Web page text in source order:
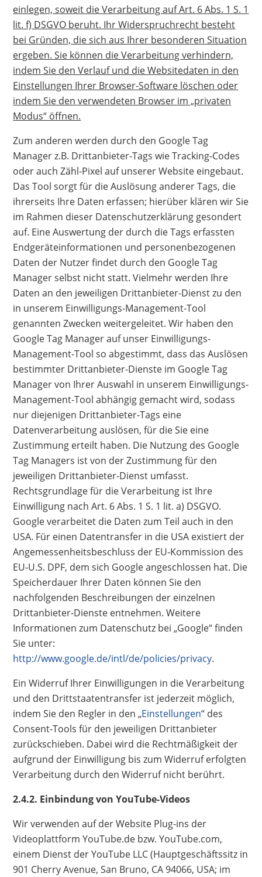
einlegen, soweit die Verarbeitung auf Art. 6 Abs. 1 S. 1
lit. f) DSGVO beruht. Ihr Widerspruchrecht besteht
bei Gründen, die sich aus Ihrer besonderen Situation
ergeben. Sie können die Verarbeitung verhindern,
indem Sie den Verlauf und die Websitedaten in den
Einstellungen Ihrer Browser-Software löschen oder
indem Sie den verwendeten Browser im „privaten
Modus“ öffnen.
Zum anderen werden durch den Google Tag
Manager z.B. Drittanbieter-Tags wie Tracking-Codes
oder auch Zähl-Pixel auf unserer Website eingebaut.
Das Tool sorgt für die Auslösung anderer Tags, die
ihrerseits Ihre Daten erfassen; hierüber klären wir Sie
im Rahmen dieser Datenschutzerklärung gesondert
auf. Eine Auswertung der durch die Tags erfassten
Endgeräteinformationen und personenbezogenen
Daten der Nutzer findet durch den Google Tag
Manager selbst nicht statt. Vielmehr werden Ihre
Daten an den jeweiligen Drittanbieter-Dienst zu den
in unserem Einwilligungs-Management-Tool
genannten Zwecken weitergeleitet. Wir haben den
Google Tag Manager auf unser Einwilligungs-
Management-Tool so abgestimmt, dass das Auslösen
bestimmter Drittanbieter-Dienste im Google Tag
Manager von Ihrer Auswahl in unserem Einwilligungs-
Management-Tool abhängig gemacht wird, sodass
nur diejenigen Drittanbieter-Tags eine
Datenverarbeitung auslösen, für die Sie eine
Zustimmung erteilt haben. Die Nutzung des Google
Tag Managers ist von der Zustimmung für den
jeweiligen Drittanbieter-Dienst umfasst.
Rechtsgrundlage für die Verarbeitung ist Ihre
Einwilligung nach Art. 6 Abs. 1 S. 1 lit. a) DSGVO.
Google verarbeitet die Daten zum Teil auch in den
USA. Für einen Datentransfer in die USA existiert der
Angemessenheitsbeschluss der EU-Kommission des
EU-U.S. DPF, dem sich Google angeschlossen hat. Die
Speicherdauer Ihrer Daten können Sie den
nachfolgenden Beschreibungen der einzelnen
Drittanbieter-Dienste entnehmen. Weitere
Informationen zum Datenschutz bei „Google“ finden
Sie unter:
http://www.google.de/intl/de/policies/privacy.
Ein Widerruf Ihrer Einwilligungen in die Verarbeitung
und den Drittstaatentransfer ist jederzeit möglich,
indem Sie den Regler in den „Einstellungen“ des
Consent-Tools für den jeweiligen Drittanbieter
zurückschieben. Dabei wird die Rechtmäßigkeit der
aufgrund der Einwilligung bis zum Widerruf erfolgten
Verarbeitung durch den Widerruf nicht berührt.
2.4.2. Einbindung von YouTube-Videos
Wir verwenden auf der Website Plug-ins der
Videoplattform YouTube.de bzw. YouTube.com,
einem Dienst der YouTube LLC (Hauptgeschäftssitz in
901 Cherry Avenue, San Bruno, CA 94066, USA; im